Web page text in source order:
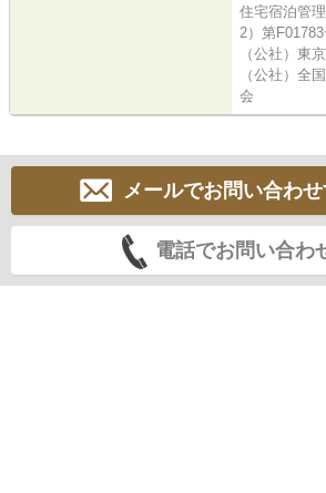
住宅宿泊管
2）第
（公社）東
（公社）全
会
メールでお問い合わ
電話でお問い合わ